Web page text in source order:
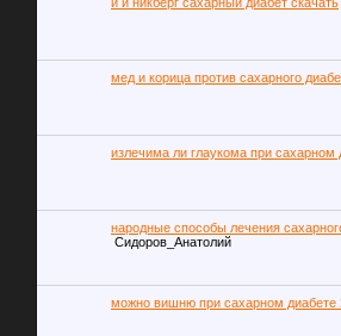
мед и корица против сахарного
излечима ли глаукома при сахарном
народные способы лечения
Сидоров_Анатолий
можно вишню при сахарном диабете